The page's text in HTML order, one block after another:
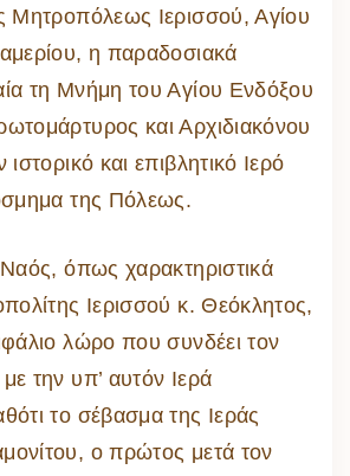
Μητροπόλεως Ιερισσού, Αγίου
η παραδοσιακά
τη Μνήμη του Αγίου Ενδόξου
και Αρχιδιακόνου
και επιβλητικό Ιερό
της Πόλεως.
όπως χαρακτηριστικά
Ιερισσού κ. Θεόκλητος,
λώρο που συνδέει τον
την υπ’ αυτόν Ιερά
το σέβασμα της Ιεράς
ο πρώτος μετά τον